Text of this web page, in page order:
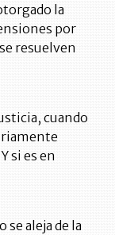
la
por
resuelven
cuando
si es en
aleja de la